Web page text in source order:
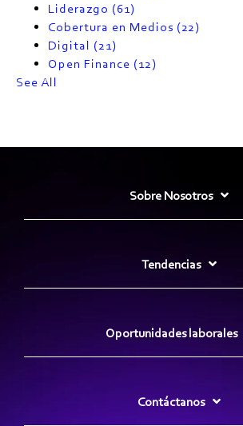
Liderazgo (61)
Cobertura en Medios (22)
Digital (21)
Open Finance (12)
See All
Sobre Nosotros
Tendencias
Oportunidades laborales
Contáctanos